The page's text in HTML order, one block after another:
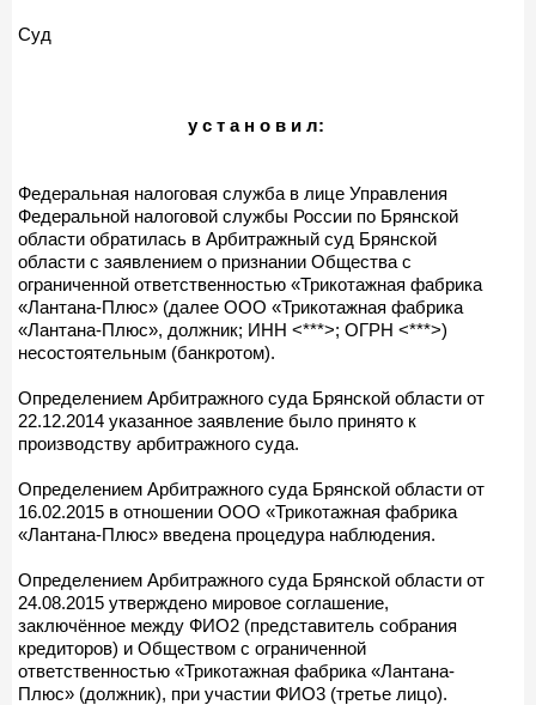
Суд
у с т а н о в и л:
Федеральная налоговая служба в лице Управления
Федеральной налоговой службы России по Брянской
области обратилась в Арбитражный суд Брянской
области с заявлением о признании Общества с
ограниченной ответственностью «Трикотажная фабрика
«Лантана-Плюс» (далее ООО «Трикотажная фабрика
«Лантана-Плюс», должник; ИНН <***>; ОГРН <***>)
несостоятельным (банкротом).
Определением Арбитражного суда Брянской области от
22.12.2014 указанное заявление было принято к
производству арбитражного суда.
Определением Арбитражного суда Брянской области от
16.02.2015 в отношении ООО «Трикотажная фабрика
«Лантана-Плюс» введена процедура наблюдения.
Определением Арбитражного суда Брянской области от
24.08.2015 утверждено мировое соглашение,
заключённое между ФИО2 (представитель собрания
кредиторов) и Обществом с ограниченной
ответственностью «Трикотажная фабрика «Лантана-
Плюс» (должник), при участии ФИО3 (третье лицо).